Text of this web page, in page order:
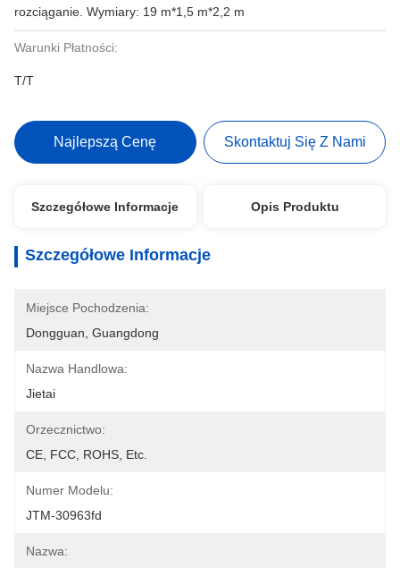
rozciąganie. Wymiary: 19 m*1,5 m*2,2 m
Warunki Płatności:
T/T
Najlepszą Cenę Skontaktuj Się Z Nami
Szczegółowe Informacje Opis Produktu
Szczegółowe Informacje
Miejsce Pochodzenia:
Dongguan, Guangdong
Nazwa Handlowa:
Jietai
Orzecznictwo:
CE, FCC, ROHS, Etc.
Numer Modelu:
JTM-30963fd
Nazwa: